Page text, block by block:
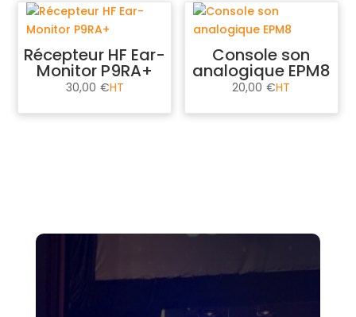
Récepteur HF Ear-
Monitor P9RA+
30,00 €
Console son
analogique EPM8
20,00 €